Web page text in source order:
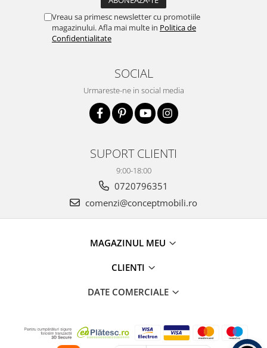
Vreau sa primesc newsletter cu promotiile
magazinului. Afla mai multe in Politica de
Confidentialitate
SOCIAL
Urmareste-ne in social media
SUPORT CLIENTI
9:00-18:00
0720796351
comenzi@conceptmobili.ro
MAGAZINUL MEU
CLIENTI
DATE COMERCIALE